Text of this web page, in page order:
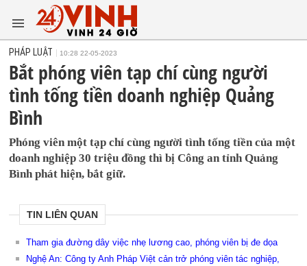
PHÁP LUẬT 10:28 22-05-2023
Bắt phóng viên tạp chí cùng người
tình tống tiền doanh nghiệp Quảng
Bình
Phóng viên một tạp chí cùng người tình tống tiền của một
doanh nghiệp 30 triệu đồng thì bị Công an tỉnh Quảng
Bình phát hiện, bắt giữ.
TIN LIÊN QUAN
Tham gia đường dây việc nhẹ lương cao, phóng viên bị đe dọa
Nghệ An: Công ty Anh Pháp Việt cản trở phóng viên tác nghiệp,